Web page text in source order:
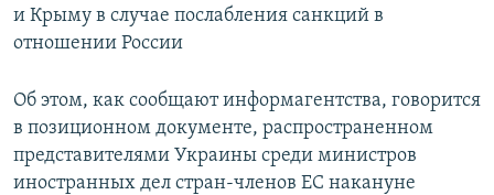
ПОБЕДИТЕЛЕЙ НЕ СУДЯТ?
ELIFBE
УКРАИНСКАЯ ПРОБЛЕМА КРЫМА
ПРИСОЕДИНЯЙТЕСЬ!
Все сайты RFE/RL
и Крыму в случае послабления санкций в
отношении России
Об этом, как сообщают информагентства, говорится
в позиционном документе, распространенном
представителями Украины среди министров
иностранных дел стран-членов ЕС накануне